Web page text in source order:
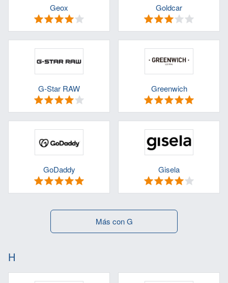
Geox Goldcar
G-Star RAW Greenwich
GoDaddy Gisela
Más con G
H